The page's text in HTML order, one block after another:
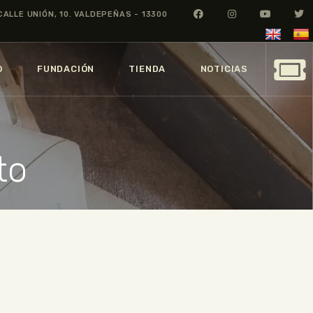
UNIÓN, 10. VALDEPEÑAS - 13300
FUNDACIÓN TIENDA NOTICIAS